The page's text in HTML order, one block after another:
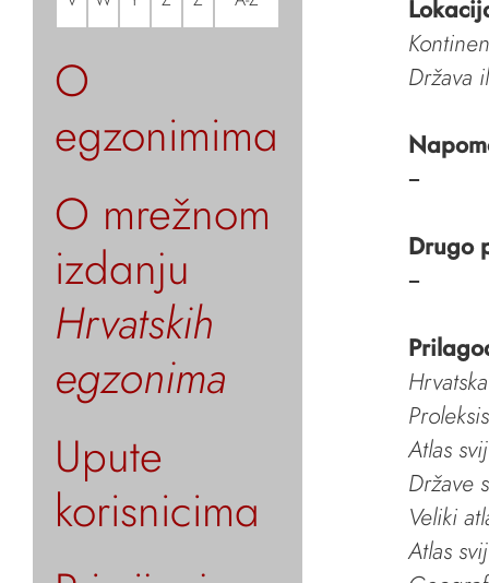
O
egzonimima
O mrežnom
izdanju
Hrvatskih
egzonima
Upute
korisnicima
Država
–
Drugo
–
Atlas
Države
Veliki
Atlas